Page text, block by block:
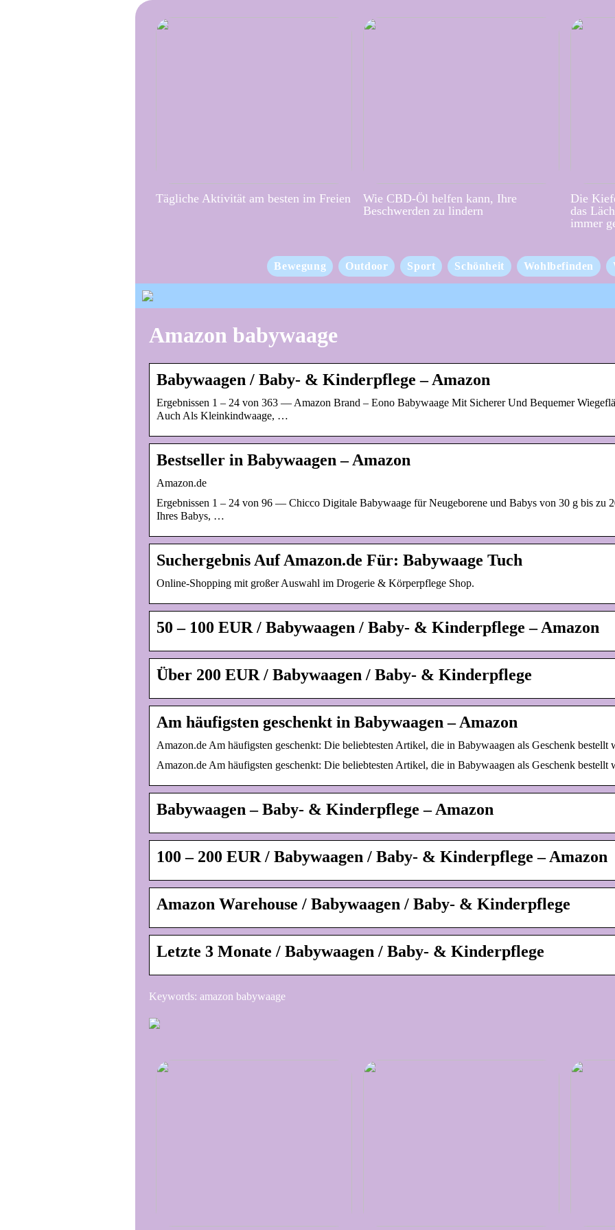
Tägliche Aktivität am besten im Freien
Wie CBD-Öl helfen kann, Ihre
Beschwerden zu lindern
Die
das
immer
Bewegung Outdoor Sport Schönheit Wohlbefinden
Amazon babywaage
Babywaagen / Baby- & Kinderpflege – Amazon
Ergebnissen 1 – 24 von 363 — Amazon Brand – Eono Babywaage Mit Sicherer Und Bequemer
Auch Als Kleinkindwaage, …
Bestseller in Babywaagen – Amazon
Amazon.de
Ergebnissen 1 – 24 von 96 — Chicco Digitale Babywaage für Neugeborene und Babys von 30 g bis zu
Ihres Babys, …
Suchergebnis Auf Amazon.de Für: Babywaage Tuch
Online-Shopping mit großer Auswahl im Drogerie & Körperpflege Shop.
50 – 100 EUR / Babywaagen / Baby- & Kinderpflege – Amazon
Über 200 EUR / Babywaagen / Baby- & Kinderpflege
Am häufigsten geschenkt in Babywaagen – Amazon
Amazon.de Am häufigsten geschenkt: Die beliebtesten Artikel, die in Babywaagen als Geschenk bestellt
Amazon.de Am häufigsten geschenkt: Die beliebtesten Artikel, die in Babywaagen als Geschenk bestellt
Babywaagen – Baby- & Kinderpflege – Amazon
100 – 200 EUR / Babywaagen / Baby- & Kinderpflege – Amazon
Amazon Warehouse / Babywaagen / Baby- & Kinderpflege
Letzte 3 Monate / Babywaagen / Baby- & Kinderpflege
Keywords: amazon babywaage